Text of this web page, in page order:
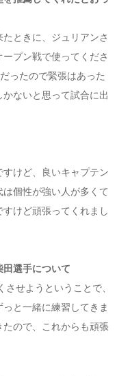
ときに、ジュリアンさ
プン戦で使ってくださ
ったので緊張はあった
ないと思って試合に出
けど、良いキャプテン
個性が強い人が多くて
けど頑張ってくれまし
選手について
せようということで、
と一緒に練習してきま
たので、これからも頑張